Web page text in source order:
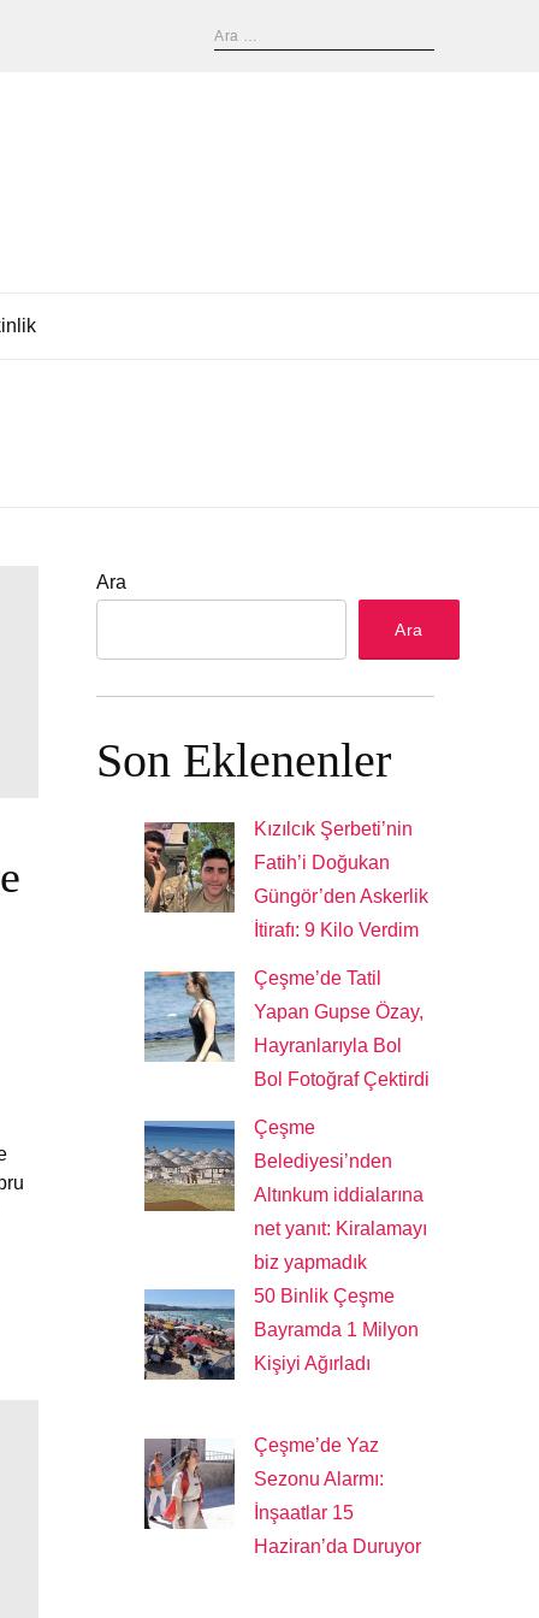
Ara
Ara
Son Eklenenler
Kızılcık Şerbeti’nin
Fatih’i Doğukan
Güngör’den Askerlik
İtirafı: 9 Kilo Verdim
Çeşme’de Tatil
Yapan Gupse Özay,
Hayranlarıyla Bol
Bol Fotoğraf Çektirdi
Çeşme
Belediyesi’nden
Altınkum iddialarına
net yanıt: Kiralamayı
biz yapmadık
50 Binlik Çeşme
Bayramda 1 Milyon
Kişiyi Ağırladı
Çeşme’de Yaz
Sezonu Alarmı:
İnşaatlar 15
Haziran’da Duruyor